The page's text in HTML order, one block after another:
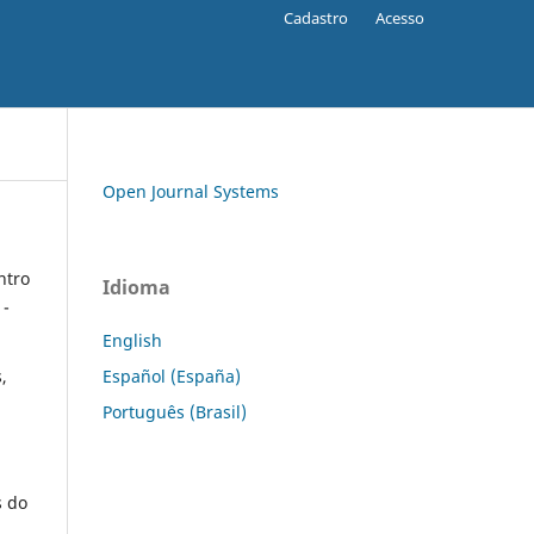
Cadastro Acesso
do
Open Journal Systems
Idioma
English
Español (España)
Português (Brasil)